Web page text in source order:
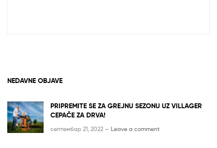
NEDAVNE OBJAVE
PRIPREMITE SE ZA GREJNU SEZONU UZ VILLAGER
CEPAČE ZA DRVA!
септембар 21, 2022 — Leave a comment